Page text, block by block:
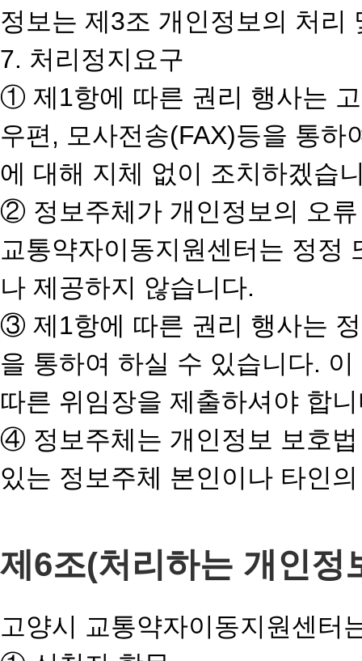
정보는 제3조 개인정보의 처리
7. 처리정지요구
① 제1항에 따른 권리 행사는
우편, 모사전송(FAX)등을 통
에 대해 지체 없이 조치하겠습
② 정보주체가 개인정보의 오
교통약자이동지원센터는 정정
나 제공하지 않습니다.
③ 제1항에 따른 권리 행사는
을 통하여 하실 수 있습니다.
따른 위임장을 제출하셔야 합
④ 정보주체는 개인정보 보호
있는 정보주체 본인이나 타인
제6조(처리하는 개인정
고양시 교통약자이동지원센터